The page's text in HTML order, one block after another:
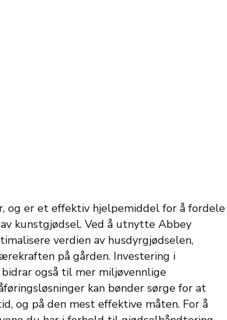
og er et effektiv hjelpemiddel for å fordele
kunstgjødsel. Ved å utnytte Abbey
verdien av husdyrgjødselen,
på gården. Investering i
også til mer miljøvennlige
kan bønder sørge for at
og på den mest effektive måten. For å